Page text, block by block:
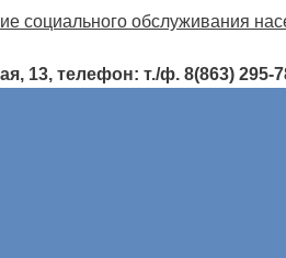
13, телефон: т./ф. 8(863) 295-